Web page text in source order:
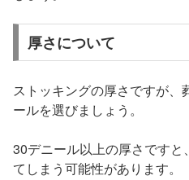
厚さについて
ストッキングの厚さですが、
ールを選びましょう。
30デニール以上の厚さですと
てしまう可能性があります。